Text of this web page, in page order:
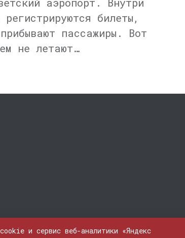
билеты,
пассажиры. Вот
не летают…
и сервис веб-аналитики «Яндекс